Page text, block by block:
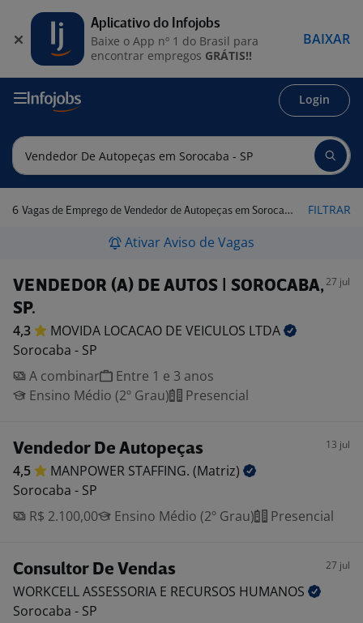
Login
6 Vagas de Emprego de Vendedor de Autopeças em Sorocaba - SP FILTRAR
Ativar Aviso de Vagas
VENDEDOR (A) DE AUTOS | SOROCABA,
SP.
27 jul
4,3 MOVIDA LOCACAO DE VEICULOS LTDA
Sorocaba - SP
A combinar
Entre 1 e 3 anos
Ensino Médio (2º Grau)
Presencial
Vendedor De Autopeças 13 jul
4,5 MANPOWER STAFFING. (Matriz)
Sorocaba - SP
R$ 2.100,00
Ensino Médio (2º Grau) Presencial
Consultor De Vendas 27 jul
WORKCELL ASSESSORIA E RECURSOS HUMANOS
Sorocaba - SP
Aplicativo do Infojobs
Baixe o App nº 1 do Brasil para
encontrar empregos GRÁTIS!!
BAIXAR